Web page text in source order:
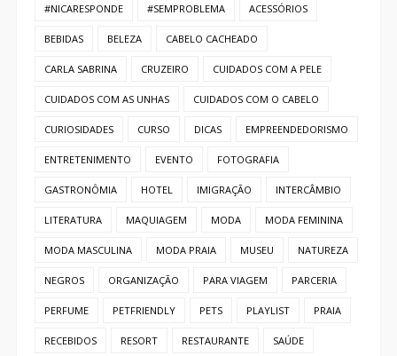
#NICARESPONDE #SEMPROBLEMA ACESSÓRIOS
BEBIDAS BELEZA CABELO CACHEADO
CARLA SABRINA CRUZEIRO CUIDADOS COM A PELE
CUIDADOS COM AS UNHAS CUIDADOS COM O CABELO
CURIOSIDADES CURSO DICAS EMPREENDEDORISMO
ENTRETENIMENTO EVENTO FOTOGRAFIA
GASTRONÔMIA HOTEL IMIGRAÇÃO INTERCÂMBIO
LITERATURA MAQUIAGEM MODA MODA FEMININA
MODA MASCULINA MODA PRAIA MUSEU NATUREZA
NEGROS ORGANIZAÇÃO PARA VIAGEM PARCERIA
PERFUME PETFRIENDLY PETS PLAYLIST PRAIA
RECEBIDOS RESORT RESTAURANTE SAÚDE